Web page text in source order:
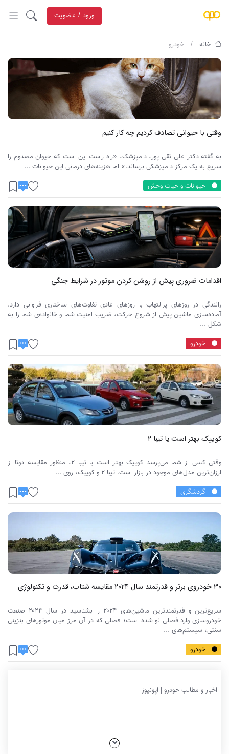
ورود / عضویت
خانه خودرو
وقتی با حیوانی تصادف کردیم چه کار کنیم
به گفته دکتر علی تقی پور، دامپزشک، «راه راست این است که حیوان مصدوم را
سریع به یک مرکز دامپزشکی برساند.» اما هزینه‌های درمانی این حیوانات ...
حیوانات و حیات وحش
اقدامات ضروری پیش از روشن کردن موتور در شرایط جنگی
رانندگی در روزهای پرالتهاب با روزهای عادی تفاوت‌های ساختاری فراوانی دارد.
آماده‌سازی ماشین پیش از شروع حرکت، ضریب امنیت شما و خانواده‌ی شما را به
شکل ...
خودرو
کوییک بهتر است یا تیبا ۲
وقتی کسی از شما می‌پرسد کوییک بهتر است یا تیبا 2، منظور مقایسه دوتا از
ارزان‌ترین مدل‌های موجود در بازار است. تیبا ۲ و کوییک، روی ...
گردشگری
۳۰ خودروی برتر و قدرتمند سال ۲۰۲۴ مقایسه شتاب، قدرت و تکنولوژی
سریع‌ترین و قدرتمندترین ماشین‌های ۲۰۲۴ را بشناسید در سال ۲۰۲۴ صنعت
خودروسازی وارد فصلی نو شده است؛ فصلی که در آن مرز میان موتورهای بنزینی
سنتی، سیستم‌های ...
خودرو
اخبار و مطالب خودرو | اپونیوز